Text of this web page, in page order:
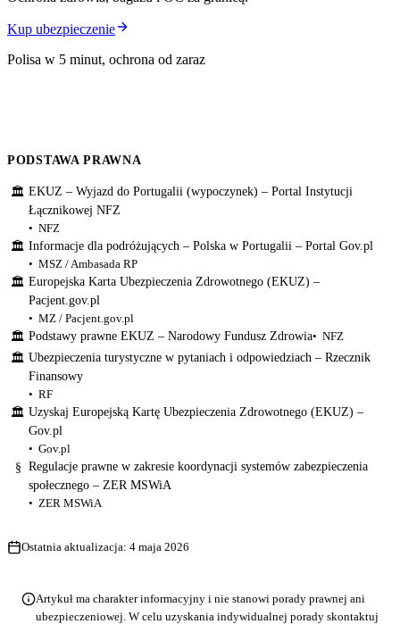
Kup ubezpieczenie
Polisa w 5 minut, ochrona od zaraz
PODSTAWA PRAWNA
🏛 EKUZ – Wyjazd do Portugalii (wypoczynek) – Portal Instytucji
Łącznikowej NFZ
NFZ
🏛 Informacje dla podróżujących – Polska w Portugalii – Portal Gov.pl
MSZ / Ambasada RP
🏛 Europejska Karta Ubezpieczenia Zdrowotnego (EKUZ) –
Pacjent.gov.pl
MZ / Pacjent.gov.pl
🏛 Podstawy prawne EKUZ – Narodowy Fundusz Zdrowia
NFZ
🏛 Ubezpieczenia turystyczne w pytaniach i odpowiedziach – Rzecznik
Finansowy
RF
🏛 Uzyskaj Europejską Kartę Ubezpieczenia Zdrowotnego (EKUZ) –
Gov.pl
Gov.pl
§ Regulacje prawne w zakresie koordynacji systemów zabezpieczenia
społecznego – ZER MSWiA
ZER MSWiA
Ostatnia aktualizacja: 4 maja 2026
Artykuł ma charakter informacyjny i nie stanowi porady prawnej ani
ubezpieczeniowej. W celu uzyskania indywidualnej porady skontaktuj